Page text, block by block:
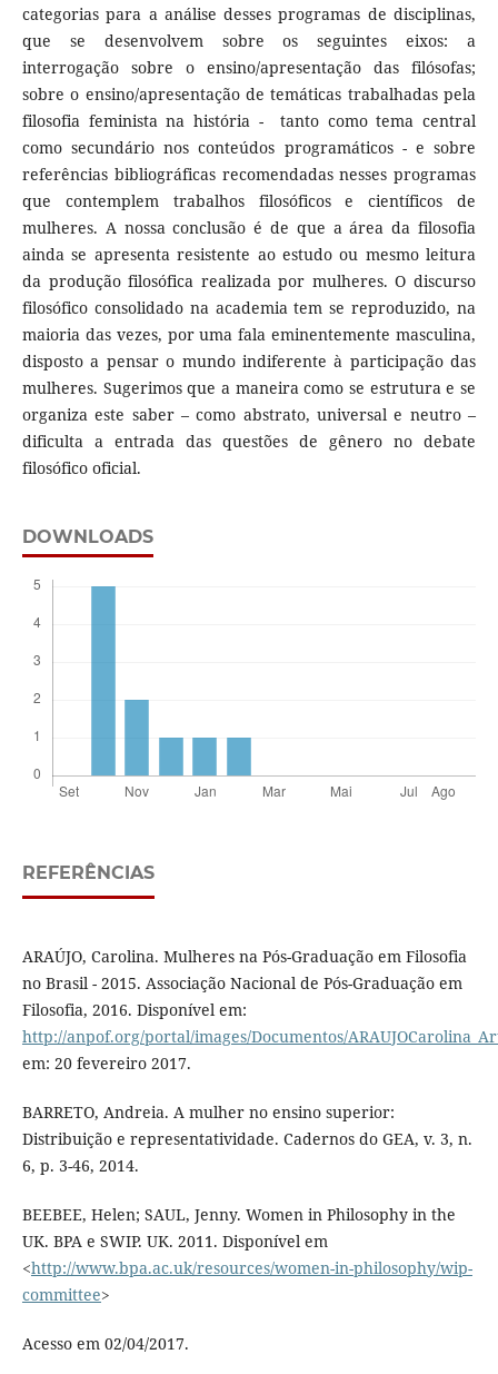
categorias para a análise desses programas de disciplinas,
que se desenvolvem sobre os seguintes eixos: a
interrogação sobre o ensino/apresentação das filósofas;
sobre o ensino/apresentação de temáticas trabalhadas pela
filosofia feminista na história - tanto como tema central
como secundário nos conteúdos programáticos - e sobre
referências bibliográficas recomendadas nesses programas
que contemplem trabalhos filosóficos e científicos de
mulheres. A nossa conclusão é de que a área da filosofia
ainda se apresenta resistente ao estudo ou mesmo leitura
da produção filosófica realizada por mulheres. O discurso
filosófico consolidado na academia tem se reproduzido, na
maioria das vezes, por uma fala eminentemente masculina,
disposto a pensar o mundo indiferente à participação das
mulheres. Sugerimos que a maneira como se estrutura e se
organiza este saber – como abstrato, universal e neutro –
dificulta a entrada das questões de gênero no debate
filosófico oficial.
DOWNLOADS
REFERÊNCIAS
ARAÚJO, Carolina. Mulheres na Pós-Graduação em Filosofia
no Brasil - 2015. Associação Nacional de Pós-Graduação em
Filosofia, 2016. Disponível em:
http://anpof.org/portal/images/Documentos/
em: 20 fevereiro 2017.
BARRETO, Andreia. A mulher no ensino superior:
Distribuição e representatividade. Cadernos do GEA, v. 3, n.
6, p. 3-46, 2014.
BEEBEE, Helen; SAUL, Jenny. Women in Philosophy in the
UK. BPA e SWIP. UK. 2011. Disponível em
<http://www.bpa.ac.uk/resources/women-in-philosophy/wip-
committee>
Acesso em 02/04/2017.